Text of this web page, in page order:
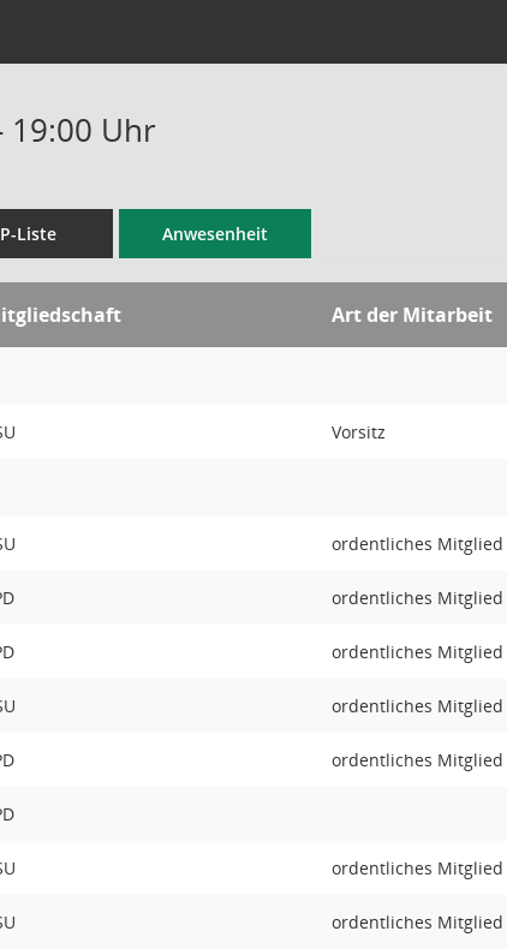
19:00 Uhr
Liste Anwesenheit
Art der Mitarbeit
Vorsitz
ordentliches Mitglied
ordentliches Mitglied
ordentliches Mitglied
ordentliches Mitglied
ordentliches Mitglied
ordentliches Mitglied
ordentliches Mitglied